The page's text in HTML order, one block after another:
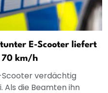
E‑Scooter liefert
70 km/h
Scooter verdächtig
Als die Beamten ihn